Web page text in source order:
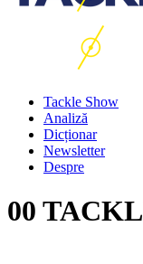
Tackle Show
Analiză
Dicționar
Newsletter
Despre
00